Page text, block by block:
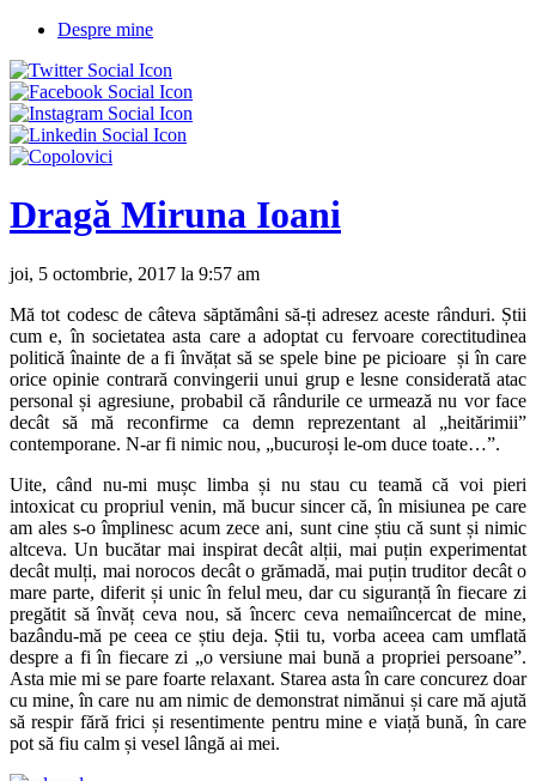
Despre mine
Dragă Miruna Ioani
joi, 5 octombrie, 2017 la 9:57 am
Mă tot codesc de câteva săptămâni să-ți adresez aceste rânduri. Știi
cum e, în societatea asta care a adoptat cu fervoare corectitudinea
politică înainte de a fi învățat să se spele bine pe picioare și în care
orice opinie contrară convingerii unui grup e lesne considerată atac
personal și agresiune, probabil că rândurile ce urmează nu vor face
decât să mă reconfirme ca demn reprezentant al „heitărimii”
contemporane. N-ar fi nimic nou, „bucuroși le-om duce toate…”.
Uite, când nu-mi mușc limba și nu stau cu teamă că voi pieri
intoxicat cu propriul venin, mă bucur sincer că, în misiunea pe care
am ales s-o împlinesc acum zece ani, sunt cine știu că sunt și nimic
altceva. Un bucătar mai inspirat decât alții, mai puțin experimentat
decât mulți, mai norocos decât o grămadă, mai puțin truditor decât o
mare parte, diferit și unic în felul meu, dar cu siguranță în fiecare zi
pregătit să învăț ceva nou, să încerc ceva nemaiîncercat de mine,
bazându-mă pe ceea ce știu deja. Știi tu, vorba aceea cam umflată
despre a fi în fiecare zi „o versiune mai bună a propriei persoane”.
Asta mie mi se pare foarte relaxant. Starea asta în care concurez doar
cu mine, în care nu am nimic de demonstrat nimănui și care mă ajută
să respir fără frici și resentimente pentru mine e viață bună, în care
pot să fiu calm și vesel lângă ai mei.